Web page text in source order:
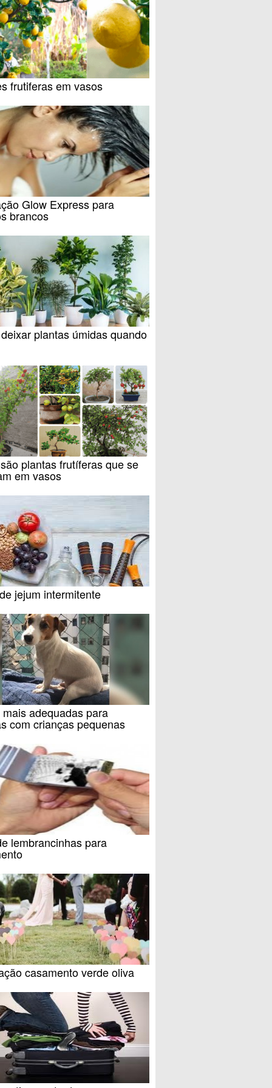
frutiferas em vasos
Glow Express para
brancos
plantas úmidas quando
plantas frutíferas que se
em vasos
jejum intermitente
adequadas para
com crianças pequenas
lembrancinhas para
casamento verde oliva